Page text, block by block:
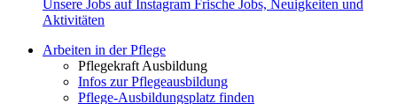
Unsere Jobs auf Instagram Frische Jobs, Neuigkeiten und
Aktivitäten
Arbeiten in der Pflege
Pflegekraft Ausbildung
Infos zur Pflegeausbildung
Pflege-Ausbildungsplatz finden